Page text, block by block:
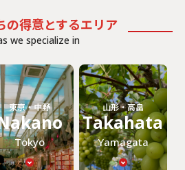
の得意とするエリア
we specialize in
東京・中野
Tokyo
山形・高畠
Takahata
Yamagata